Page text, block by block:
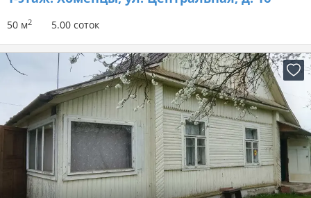
50 м2 5.00 соток